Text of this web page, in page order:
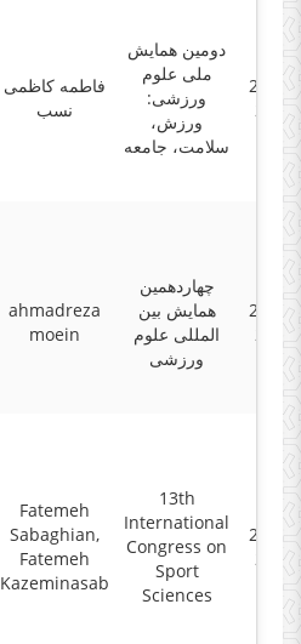
فاطمه کاظمی
نسب
دومین همایش
ملی علوم
ورزشی:
ورزش،
سلامت، جامعه
2021-
ahmadreza
moein
چهاردهمین
همایش بین
المللی علوم
ورزشی
2024-
Fatemeh
Sabaghian,
Fatemeh
Kazeminasab
13th
International
Congress on
Sport
Sciences
2022-